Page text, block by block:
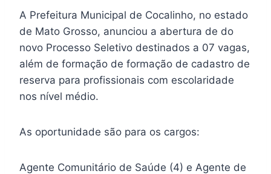
A Prefeitura Municipal de Cocalinho, no estado
de Mato Grosso, anunciou a abertura de do
novo Processo Seletivo destinados a 07 vagas,
além de formação de formação de cadastro de
reserva para profissionais com escolaridade
nos nível médio.
As oportunidade são para os cargos:
Agente Comunitário de Saúde (4) e Agente de